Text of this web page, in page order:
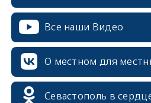
Все наши Видео
О местном для
Севастополь в